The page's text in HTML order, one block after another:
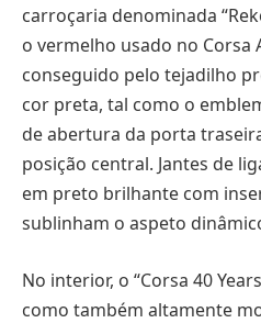
carroçaria denominada
o vermelho usado no Corsa
conseguido pelo tejadilho
cor preta, tal como o
de abertura da porta
posição central. Jantes de
em preto brilhante com
sublinham o aspeto
No interior, o “Corsa 40
como também altamente